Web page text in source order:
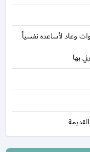
وعاد لأساعده نفسياً
بها